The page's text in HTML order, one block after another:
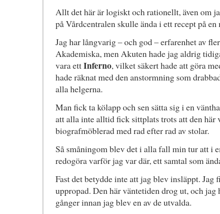
Allt det här är logiskt och rationellt, även om
på Vårdcentralen skulle ända i ett recept på
Jag har långvarig – och god – erfarenhet av
Akademiska, men Akuten hade jag aldrig
vara ettInferno, vilket säkert hade att göra
hade räknat med den anstormning som
alla helgerna.
Man fick ta kölapp och sen sätta sig i en
att alla inte alltid fick sittplats trots att den här
biografmöblerad med rad efter rad av stolar.
Så småningom blev det i alla fall min tur att i
redogöra varför jag var där, ett samtal som
Fast det betydde inte att jag blev insläppt.
uppropad. Den här väntetiden drog ut, och
gånger innan jag blev en av de utvalda.